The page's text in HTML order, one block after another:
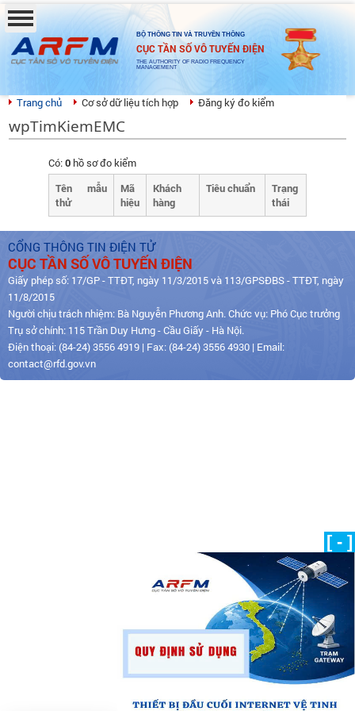
BỘ THÔNG TIN VÀ TRUYỀN THÔNG
CỤC TẦN SỐ VÔ TUYẾN ĐIỆN
THE AUTHORITY OF RADIO FREQUENCY
MANAGEMENT
Trang chủ Cơ sở dữ liệu tích hợp Đăng ký đo kiểm
wpTimKiemEMC
Có:0 hồ sơ đo kiểm
Tên mẫu
thử
Mã
hiệu
Khách
hàng
Tiêu chuẩn
Trạng
thái
CỔNG THÔNG TIN ĐIỆN TỬ
CỤC TẦN SỐ VÔ TUYẾN ĐIỆN
Giấy phép số: 17/GP - TTĐT, ngày 11/3/2015 và 113/GPSĐBS - TTĐT, ngày
11/8/2015
Người chịu trách nhiệm: Bà Nguyễn Phương Anh. Chức vụ: Phó Cục trưởng
Trụ sở chính: 115 Trần Duy Hưng - Cầu Giấy - Hà Nội.
Điện thoại: (84-24) 3556 4919 | Fax: (84-24) 3556 4930 | Email:
contact@rfd.gov.vn
[ - ]